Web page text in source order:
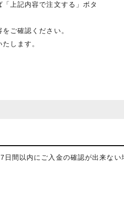
上記内容で注文する」ボタ
ご確認ください。
します。
間以内にご入金の確認が出来ない